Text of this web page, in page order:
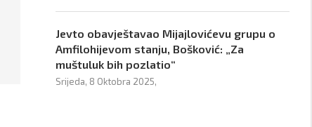
Jevto obavještavao Mijajlovićevu grupu o
Amfilohijevom stanju, Bošković: „Za
muštuluk bih pozlatio“
Srijeda, 8 Oktobra 2025,